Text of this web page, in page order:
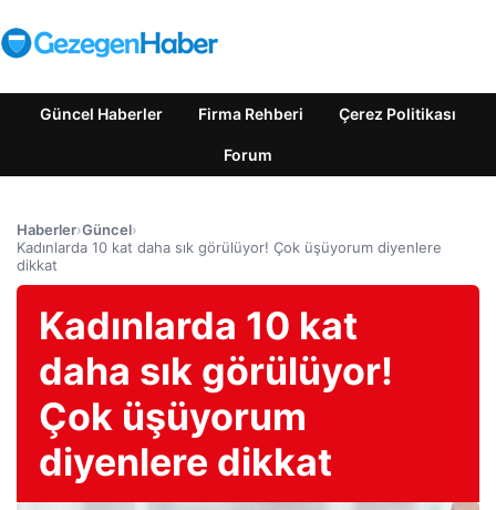
Güncel Haberler Firma Rehberi Çerez Politikası
Forum
Haberler›Güncel›
Kadınlarda 10 kat daha sık görülüyor! Çok üşüyorum diyenlere
dikkat
Kadınlarda 10 kat
daha sık görülüyor!
Çok üşüyorum
diyenlere dikkat